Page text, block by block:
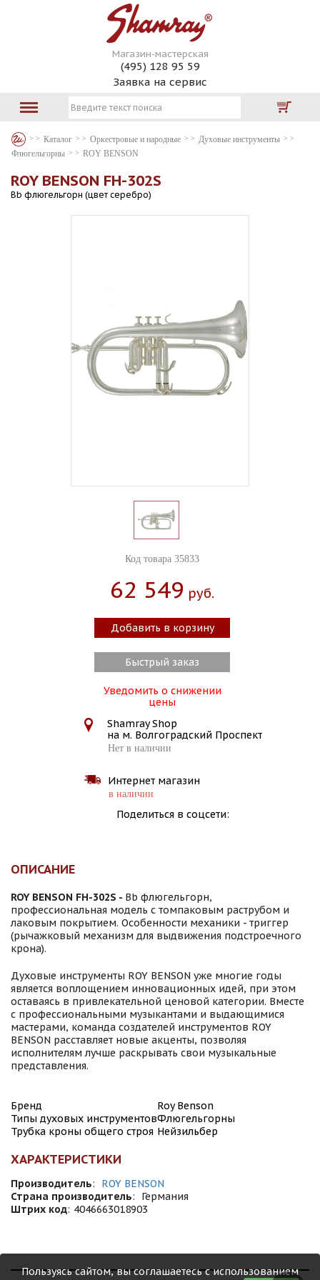
Магазин-мастерская
(495) 128 95 59
Заявка на сервис
Каталог Оркестровые и народные
Духовые инструменты
Флюгельгорны
ROY BENSON
ROY BENSON FH-302S
Bb флюгельгорн (цвет серебро)
Код товара 35833
62 549 Руб.
Добавить в корзину
Быстрый заказ
Уведомить о снижении
цены
Shamray Shop
на м. Волгоградский Проспект
Нет в наличии
Интернет магазин
в наличии
Поделиться в соцсети:
ОПИСАНИЕ
ROY BENSON FH-302S - Bb флюгельгорн,
профессиональная модель с томпаковым раструбом и
лаковым покрытием. Особенности механики - триггер
(рычажковый механизм для выдвижения подстроечного
крона).
Духовые инструменты ROY BENSON уже многие годы
является воплощением инновационных идей, при этом
оставаясь в привлекательной ценовой категории. Вместе
с профессиональными музыкантами и выдающимися
мастерами, команда создателей инструментов ROY
BENSON расставляет новые акценты, позволяя
исполнителям лучше раскрывать свои музыкальные
представления.
Бренд
Roy Benson
Типы духовых инструментовФлюгельгорны
Трубка кроны общего строя Нейзильбер
ХАРАКТЕРИСТИКИ
Производитель:
ROY BENSON
Страна производитель:
Германия
Штрих код: 4046663018903
Пользуясь сайтом, вы соглашаетесь с использованием